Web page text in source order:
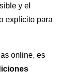
y el
explícito para
online, es